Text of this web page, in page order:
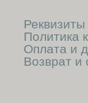
Реквизиты
Политика
Оплата и
Возврат и